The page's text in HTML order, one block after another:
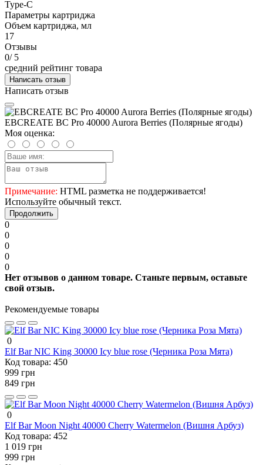
Type-C
Параметры картриджа
Объем картриджа, мл
17
Отзывы
0/ 5
средний рейтинг товара
Написать отзыв
Написать отзыв
EBCREATE BC Pro 40000 Aurora Berries (Полярные ягоды)
Моя оценка:
Примечание: HTML разметка не поддерживается!
Используйте обычный текст.
Продолжить
0
0
0
0
0
Нет отзывов о данном товаре. Станьте первым, оставьте
свой отзыв.
Рекомендуемые товары
0
Elf Bar NIC King 30000 Icy blue rose (Черника Роза Мята)
Код товара: 450
999 грн
849 грн
0
Elf Bar Moon Night 40000 Cherry Watermelon (Вишня Арбуз)
Код товара: 452
1 019 грн
999 грн